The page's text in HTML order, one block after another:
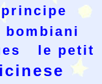
bombiani
le petit